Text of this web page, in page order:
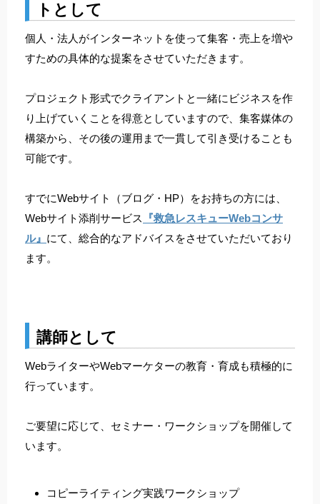
トとして
個人・法人がインターネットを使って集客・売上を増や
すための具体的な提案をさせていただきます。
プロジェクト形式でクライアントと一緒にビジネスを作
り上げていくことを得意としていますので、集客媒体の
構築から、その後の運用まで一貫して引き受けることも
可能です。
すでにWebサイト（ブログ・HP）をお持ちの方には、
Webサイト添削サービス
『救急レスキューWebコンサ
ル』 にて、総合的なアドバイスをさせていただいており
ます。
講師として
WebライターやWebマーケターの教育・育成も積極的に
行っています。
ご要望に応じて、セミナー・ワークショップを開催して
います。
コピーライティング実践ワークショップ